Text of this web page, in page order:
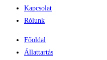
Kapcsolat
Rólunk
Főoldal
Állattartás